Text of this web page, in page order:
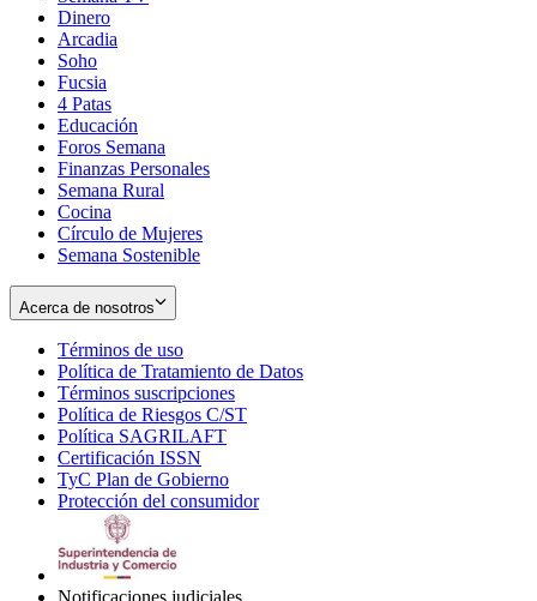
Dinero
Arcadia
Soho
in
new
window
Fucsia
in
new
window
4 Patas
Educación
Foros Semana
Finanzas Personales
Semana Rural
Cocina
Círculo de Mujeres
Semana Sostenible
Acerca de nosotros
Términos de uso
in
new
window
Política de Tratamiento de Datos
Términos suscripciones
in
Política de Riesgos C/ST
Política SAGRILAFT
new
window
Certificación ISSN
in
new
TyC Plan de Gobierno
in
Protección del consumidorOpens